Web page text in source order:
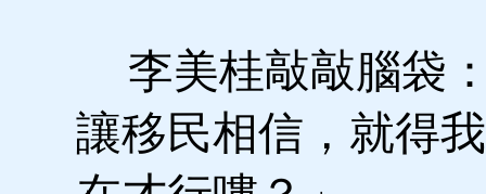
李美桂敲敲腦袋
讓移民相信，就得